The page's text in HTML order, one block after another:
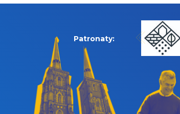
Patronaty: